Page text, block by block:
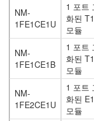
NM-
1FE1CE1U
1 포트
화된
모듈
NM-
1FE1CE1B
1 포트
화된
모듈
NM-
1FE2CE1U
1 포트
화된
모듈